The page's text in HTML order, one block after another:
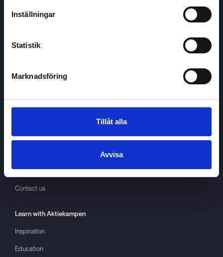
Inställningar
Statistik
Marknadsföring
Tillåt alla
Avvisa
AboutAktiekampen
About cookies
GDPR
Contact us
Learn with Aktiekampen
Inspiration
Education